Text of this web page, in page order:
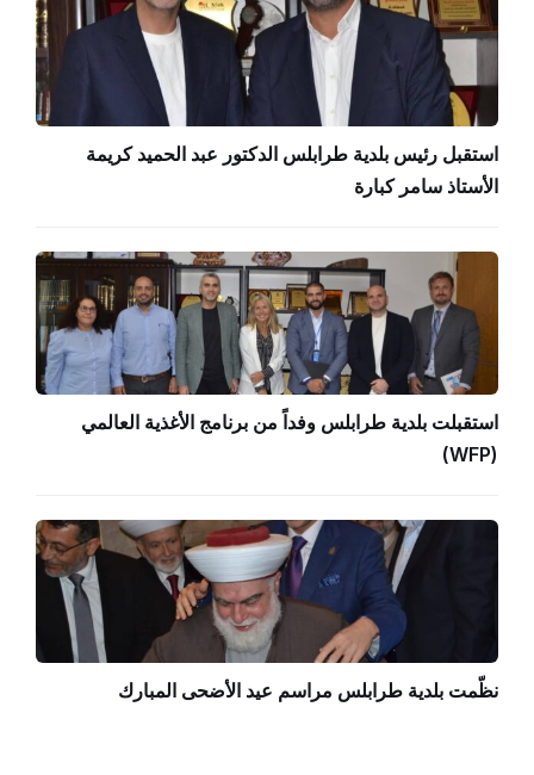
استقبل رئيس بلدية طرابلس الدكتور عبد الحميد كريمة
الأستاذ سامر كبارة
استقبلت بلدية طرابلس وفداً من برنامج الأغذية العالمي
(WFP)
نظّمت بلدية طرابلس مراسم عيد الأضحى المبارك